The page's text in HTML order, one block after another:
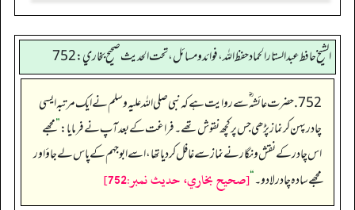
الشيخ حافط عبدالستار الحماد حفظ الله، فوائد و مسائل، تحت الحديث صحيح بخاري:752
752. حضرت عائشہ‬ ؓ س‬ے روایت ہے کہ نبی صلی اللہ علیہ وسلم نے ایک مرتبہ ایسی
چادر پہن کر نماز پڑھی جس پر کچھ نقوش تھے۔ فراغت کے بعد آپ نے فرمایا:”مجھے
اس چادر کے نقش و نگار نے نماز سے غافل کر دیا تھا، اسے ابوجہم کے پاس لے جاؤ اور
مجھے سادہ چادر لا دو۔“[صحيح بخاري، حديث نمبر:752]